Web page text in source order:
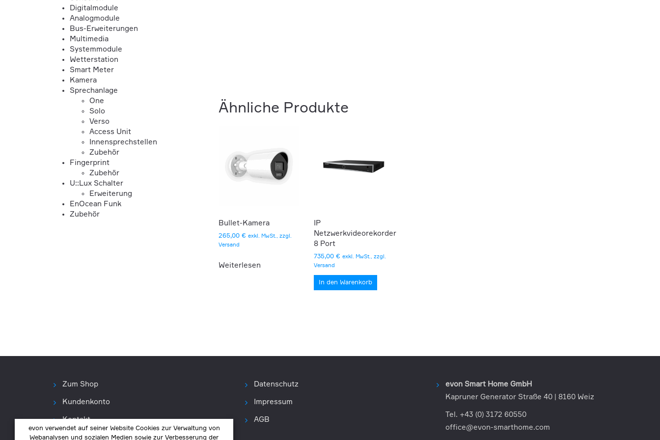
Digitalmodule
Analogmodule
Bus-Erweiterungen
Multimedia
Systemmodule
Wetterstation
Smart Meter
Kamera
Sprechanlage
One
Solo
Verso
Access Unit
Innensprechstellen
Zubehör
Fingerprint
Zubehör
U::Lux Schalter
Erweiterung
EnOcean Funk
Zubehör
Ähnliche Produkte
Bullet-Kamera
265,00 € exkl. MwSt., zzgl.
Versand
Weiterlesen
IP
Netzwerkvideorekorder
8 Port
735,00 € exkl. MwSt., zzgl.
Versand
In den Warenkorb
Zum Shop
Kundenkonto
Kontakt
Datenschutz
Impressum
AGB
evon Smart Home GmbH
Kapruner Generator Straße 40 | 8160 Weiz
Tel. +43 (0) 3172 60550
office@evon-smarthome.com
evon verwendet auf seiner Website Cookies zur Verwaltung von
Webanalysen und sozialen Medien sowie zur Verbesserung der